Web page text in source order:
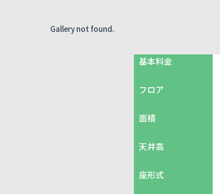
Gallery not found.
基本料金
フロア
面積
天井高
座形式